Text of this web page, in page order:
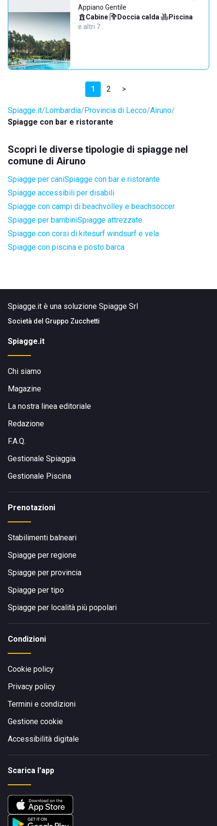
Appiano Gentile
Cabine· Doccia calda· Piscina·
e altri 7…
1 2 >
Spiagge.it Lombardia Provincia di Lecco Airuno
Spiagge con bar e ristorante
Scopri le diverse tipologie di spiagge nel
comune di Airuno
Spiagge per caniSpiagge con bar e ristorante
Spiagge accessibili per disabili
Spiagge con campi di beachvolley e beachsoccer
Spiagge per bambiniSpiagge attrezzate
Spiagge con corsi di kitesurf windsurf e vela
Spiagge con piscina e posto barca
Spiagge.it è una soluzione Spiagge Srl
Società del Gruppo Zucchetti
Spiagge.it
Chi siamo
Magazine
La nostra linea editoriale
Redazione
F.A.Q.
Gestionale Spiaggia
Gestionale Piscina
Prenotazioni
Stabilimenti balneari
Spiagge per regione
Spiagge per provincia
Spiagge per tipo
Spiagge per località più popolari
Condizioni
Cookie policy
Privacy policy
Termini e condizioni
Gestione cookie
Accessibilità digitale
Scarica l'app